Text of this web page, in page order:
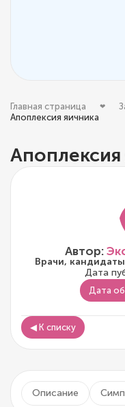
Главная страница
Апоплексия яичника
Апоплексия
Автор:
Врачи,
Дата
Дата
◀ К списку
Описание